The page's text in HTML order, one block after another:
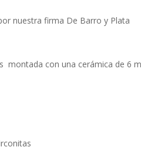
nuestra firma De Barro y Plata
montada con una cerámica de